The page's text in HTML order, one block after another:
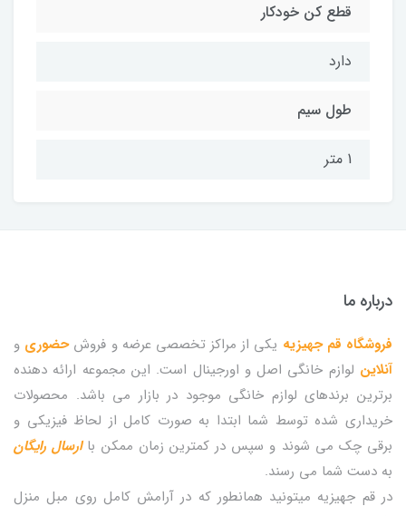
قطع کن خودکار
دارد
طول سیم
1 متر
درباره ما
فروشگاه قم جهیزیه یکی از مراکز تخصصی عرضه و فروشحضوری و
آنلاین لوازم خانگی اصل و اورجینال است. این مجموعه ارائه دهنده
برترین برندهای لوازم خانگی موجود در بازار می باشد. محصولات
خریداری شده توسط شما ابتدا به صورت کامل از لحاظ فیزیکی و
برقی چک می شوند و سپس در کمترین زمان ممکن با ارسال رایگان
به دست شما می رسند.
در قم جهیزیه میتونید همانطور که در آرامش کامل روی مبل منزل